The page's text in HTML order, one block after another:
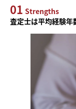
01 Strengths
査定士は平均経験年